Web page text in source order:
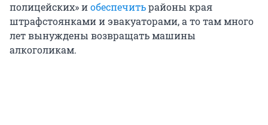
полицейских» иобеспечитьрайоны края
штрафстоянками и эвакуаторами, а то там много
лет вынуждены возвращать машины
алкоголикам.